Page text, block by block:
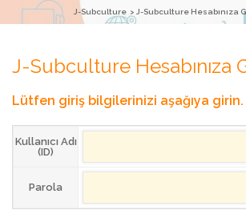
J-Subculture J-Subculture Hesabınıza
J-Subculture Hesabınıza
Lütfen giriş bilgilerinizi aşağıya girin.
Kullanıcı Adı
(ID)
Parola